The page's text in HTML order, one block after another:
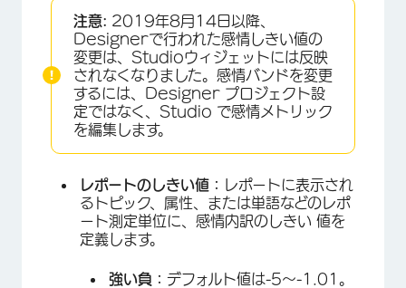
注意: 2019年8月14日以降、
Designerで行われた感情しきい値の
変更は、Studioウィジェットには反映
されなくなりました。感情バンドを変更
するには、Designer プロジェクト設
定ではなく、Studio で感情メトリック
を編集します。
レポートのしきい値：
レポートに表示され
るトピック、属性、または単語などのレポ
ート測定単位に、感情内訳のしきい 値を
定義します。
強い負： デフォルト値は-5～-1.01。